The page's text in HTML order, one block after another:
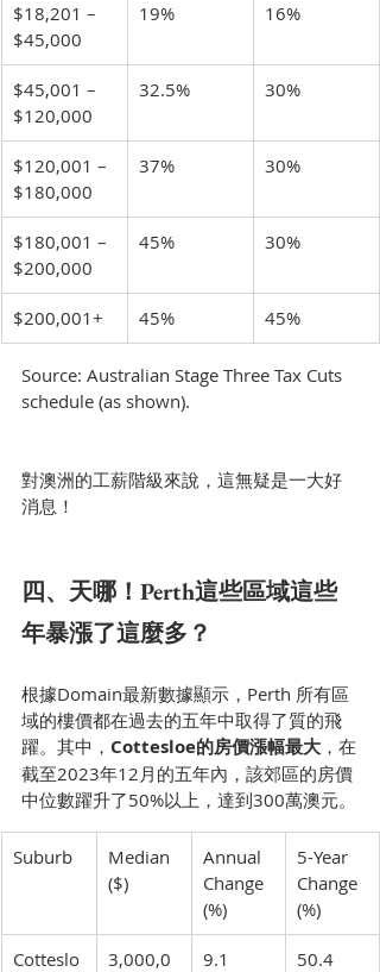
$18,201 –
$45,000
19% 16%
$45,001 –
$120,000
32.5% 30%
$120,001 –
$180,000
37% 30%
$180,001 –
$200,000
45% 30%
$200,001+ 45% 45%
Source: Australian Stage Three Tax Cuts
schedule (as shown).
對澳洲的工薪階級來說，這無疑是一大好
消息！
四、天哪！Perth這些區域這些
年暴漲了這麼多？
根據Domain最新數據顯示，Perth 所有區
域的樓價都在過去的五年中取得了質的飛
躍。其中， Cottesloe的房價漲幅最大 ，在
截至2023年12月的五年內，該郊區的房價
中位數躍升了50%以上，達到300萬澳元。
Suburb
Median
($)
Annual
Change
(%)
5-Year
Change
(%)
Cotteslo
3,000,0
9.1 50.4